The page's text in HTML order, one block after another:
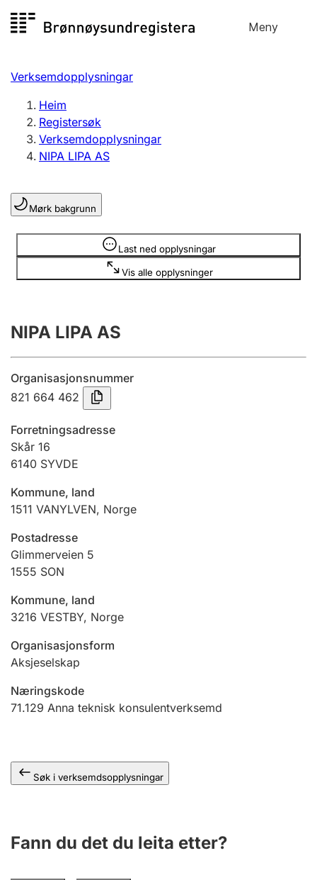
til
Meny
Registersøk
Aksjeselskap
Enkeltpersonføretak
Registrere, endre, slette
Lag og foreining
Registrere, endre, slette
Innsending og forseinkingsgebyr
Tinglysing
Jeger
Ektepaktrettleiaren
Verksemdopplysningar
Heim
Registersøk
Verksemdopplysningar
NIPA LIPA AS
Mørk bakgrunn
Last ned opplysningar
Vis alle opplysninger
Opplysninger er skjult
NIPA LIPA AS
Organisasjonsnummer
821 664 462
Forretningsadresse
Skår 16
6140 SYVDE
Kommune, land
1511 VANYLVEN, Norge
Postadresse
Glimmerveien 5
1555 SON
Kommune, land
3216 VESTBY, Norge
Organisasjonsform
Aksjeselskap
Næringskode
71.129 Anna teknisk konsulentverksemd
Søk i verksemdsopplysningar
Fann du det du leita etter?